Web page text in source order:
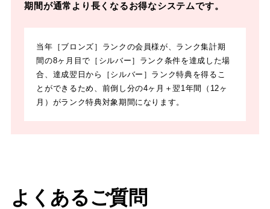
期間が通常より長くなるお得なシステムです。
当年［ブロンズ］ランクの会員様が、ランク集計期
間の8ヶ月目で［シルバー］ランク条件を達成した場
合、達成翌日から［シルバー］ランク特典を得るこ
とができるため、前倒し分の4ヶ月＋翌1年間（12ヶ
月）がランク特典対象期間になります。
よくあるご質問